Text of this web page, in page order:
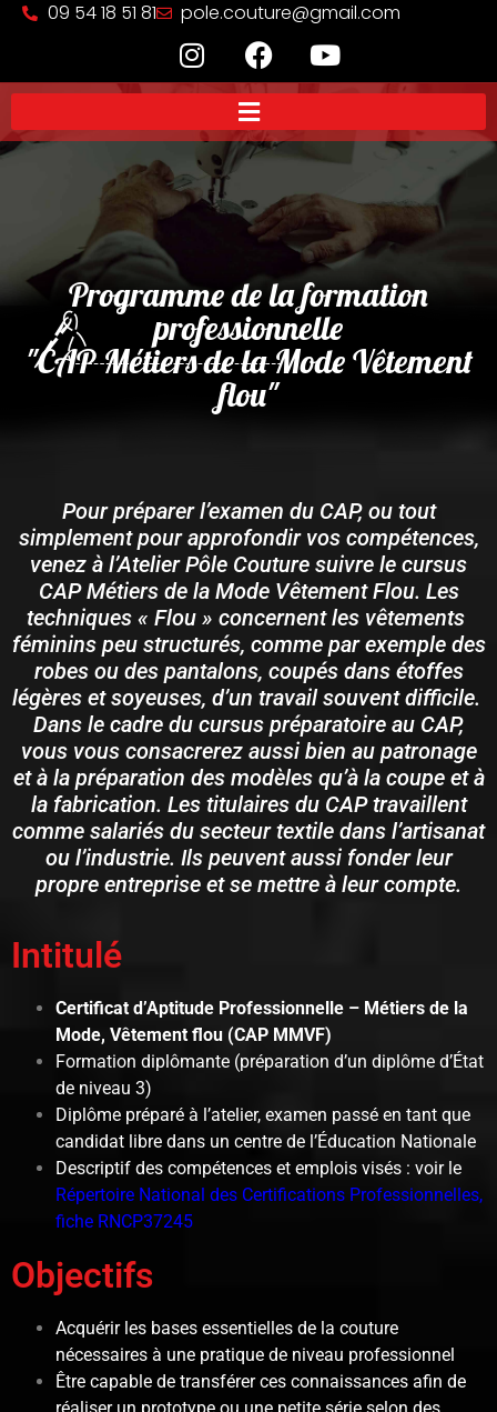
09 54 18 51 81 pole.couture@gmail.com
Programme de la formation
professionnelle
"CAP Métiers de la Mode Vêtement
flou"
Pourpréparer l’examen du CAP, ou tout
simplement pour approfondir vos compétences,
venez à l’Atelier Pôle Couture suivre le cursus
CAP Métiers de la Mode Vêtement Flou. Les
techniques « Flou » concernent les vêtements
féminins peu structurés, comme par exemple des
robes ou des pantalons, coupés dans étoffes
légères et soyeuses, d’un travail souvent difficile.
Dans le cadre du cursus préparatoire au CAP,
vous vous consacrerez aussi bien au patronage
et à la préparation des modèles qu’à la coupe et à
la fabrication. Les titulaires du CAP travaillent
comme salariés du secteur textile dans l’artisanat
ou l’industrie. Ils peuvent aussi fonder leur
propre entreprise et se mettre à leur compte.
Intitulé
Certificat d’Aptitude Professionnelle – Métiers de la
Mode, Vêtement flou (CAP MMVF)
Formation diplômante (préparation d’un diplôme d’État
de niveau 3)
Diplôme préparé à l’atelier, examen passé en tant que
candidat libre dans un centre de l’Éducation Nationale
Descriptif des compétences et emplois visés : voir le
Répertoire National des Certifications Professionnelles,
fiche RNCP37245
Objectifs
Acquérir les bases essentielles de la couture
nécessaires à une pratique de niveau professionnel
Être capable de transférer ces connaissances afin de